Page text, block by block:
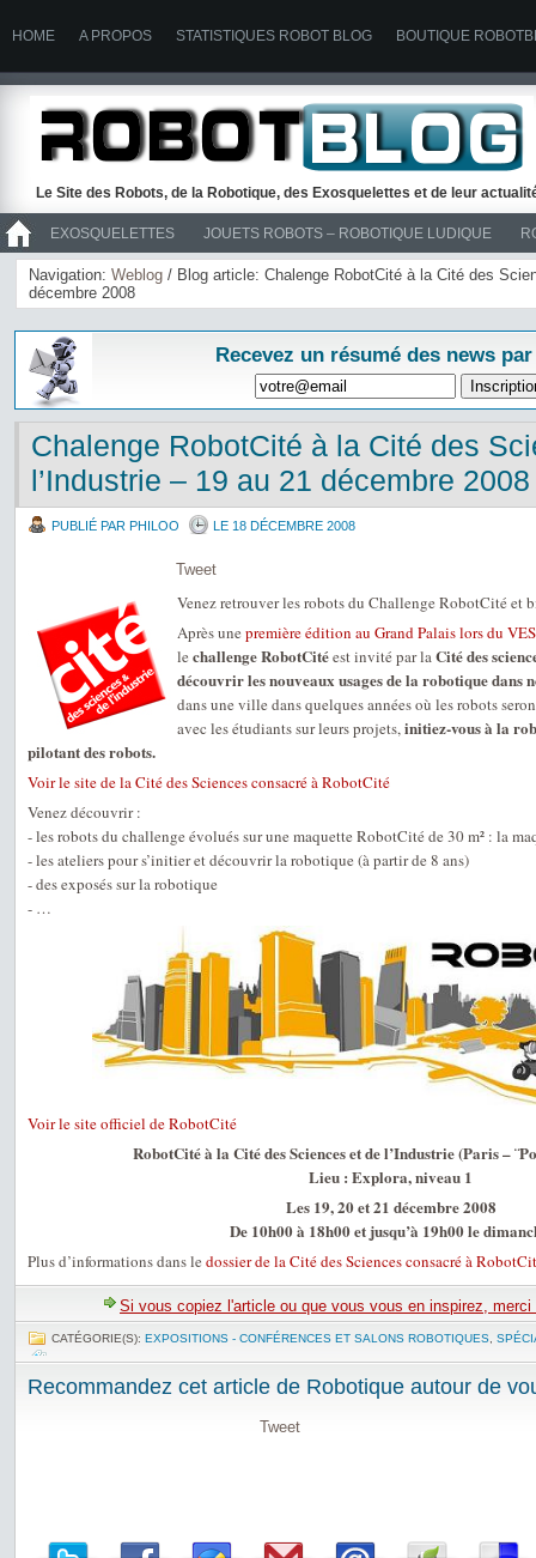
HOME A PROPOS STATISTIQUES ROBOT BLOG BOUTIQUE
Le Site des Robots, de la Robotique, des Exosquelettes et de leur
EXOSQUELETTES JOUETS ROBOTS – ROBOTIQUE LUDIQUE
>> ROBOTS
Navigation: Weblog / Blog article: Chalenge RobotCité à la Cité des
décembre 2008
Recevez un résumé des news
Chalenge RobotCité à la Cité des
l’Industrie – 19 au 21 décembre 2008
PUBLIÉ PAR PHILOO LE 18 DÉCEMBRE 2008
Tweet
Venez retrouver les robots du Challenge RobotCité et
Après une première édition au Grand Palais lors du VES
le challenge RobotCitéest invité par laCité des
découvrir les nouveaux usages de la robotique dans
dans une ville dans quelques années où les robots
avec les étudiants sur leurs projets,initiez-vous à la
pilotant des robots.
Voir le site de la Cité des Sciences consacré à RobotCité
Venez découvrir :
- les robots du challenge évolués sur une maquette RobotCité de 30 m² : la
- les ateliers pour s’initier et découvrir la robotique (à partir de 8 ans)
- des exposés sur la robotique
- …
Voir le site officiel de RobotCité
RobotCité à la Cité des Sciences et de l’Industrie (Paris –
Lieu : Explora, niveau 1
Les 19, 20 et 21 décembre 2008
De 10h00 à 18h00 et jusqu’à 19h00 le
Plus d’informations dans le dossier de la Cité des Sciences consacré à
Si vous copiez l'article ou que vous vous en inspirez,
CATÉGORIE(S): EXPOSITIONS - CONFÉRENCES ET SALONS ROBOTIQUES
Recommandez cet article de Robotique autour de
Tweet